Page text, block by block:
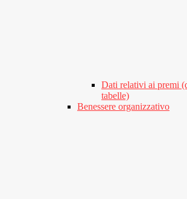
Dati relativi ai premi
tabelle)
Benessere organizzativo